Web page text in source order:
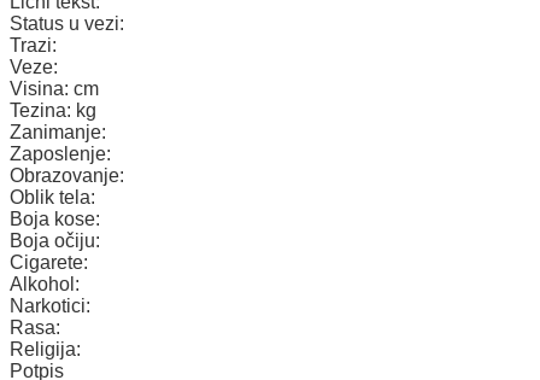
Status u vezi:
Trazi:
Veze:
Visina: cm
Tezina: kg
Zanimanje:
Zaposlenje:
Obrazovanje:
Oblik tela:
Boja kose:
Boja očiju:
Cigarete:
Alkohol:
Narkotici:
Rasa:
Religija:
Potpis